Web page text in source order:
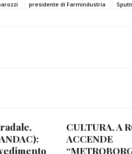
presidente di Farmindustria
CULTURA, A
ACCENDE